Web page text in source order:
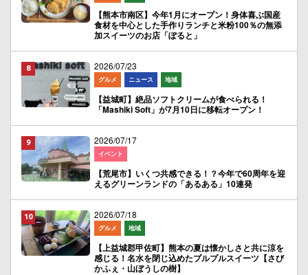
【熊本市南区】今年1月にオープン！身体喜ぶ国産
食材を中心とした手作りランチと米粉100％の無添
加スイーツのお店「ぽると」
2026/07/23
グルメ ニュース 地域
【益城町】絶品ソフトクリームが食べられる！
「Mashiki Soft」が7月10日に移転オープン！
2026/07/17
イベント
【荒尾市】いくつ共感できる！？今年で60周年を迎
えるグリーンランドの「あるある」10連発
2026/07/18
グルメ 地域
【上益城郡甲佐町】熊本の夏は懐かしさと共に涼を
感じる！名水を閉じ込めたプルプルスイーツ【さび
かふぇ・山ぼうしの樹】